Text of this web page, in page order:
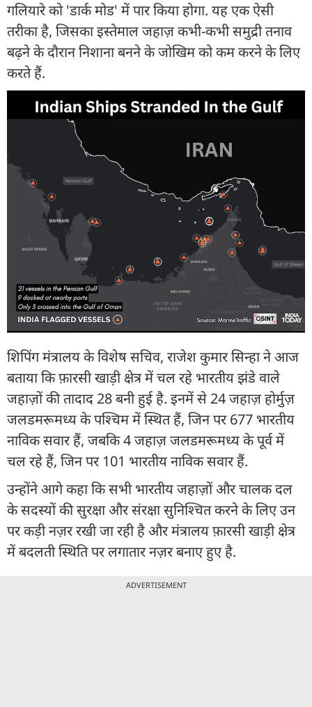
गलियारे को 'डार्क मोड' में पार किया होगा. यह एक ऐसी
तरीका है, जिसका इस्तेमाल जहाज़ कभी-कभी समुद्री तनाव
बढ़ने के दौरान निशाना बनने के जोखिम को कम करने के लिए
करते हैं.
शिपिंग मंत्रालय के विशेष सचिव, राजेश कुमार सिन्हा ने आज
बताया कि फ़ारसी खाड़ी क्षेत्र में चल रहे भारतीय झंडे वाले
जहाज़ों की तादाद 28 बनी हुई है. इनमें से 24 जहाज़ होर्मुज़
जलडमरूमध्य के पश्चिम में स्थित हैं, जिन पर 677 भारतीय
नाविक सवार हैं, जबकि 4 जहाज़ जलडमरूमध्य के पूर्व में
चल रहे हैं, जिन पर 101 भारतीय नाविक सवार हैं.
उन्होंने आगे कहा कि सभी भारतीय जहाज़ों और चालक दल
के सदस्यों की सुरक्षा और संरक्षा सुनिश्चित करने के लिए उन
पर कड़ी नज़र रखी जा रही है और मंत्रालय फ़ारसी खाड़ी क्षेत्र
में बदलती स्थिति पर लगातार नज़र बनाए हुए है.
ADVERTISEMENT